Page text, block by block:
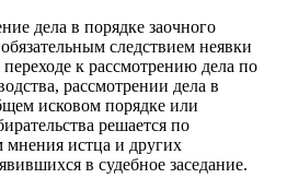
дела в порядке заочного
следствием неявки
к рассмотрению дела по
рассмотрении дела в
исковом порядке или
решается по
мнения истца и других
в судебное заседание.